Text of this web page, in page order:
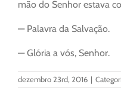
mão do Senhor estava
— Palavra da Salvação.
— Glória a vós, Senhor.
dezembro 23rd, 2016 |